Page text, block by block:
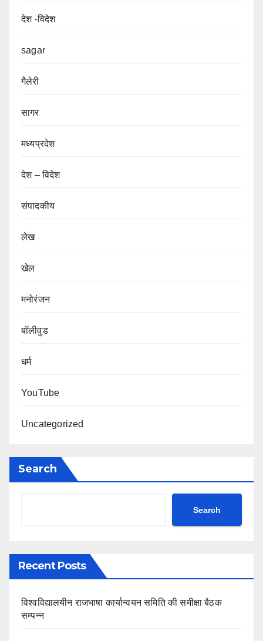
देश -विदेश
sagar
गैलेरी
सागर
मध्यप्रदेश
देश – विदेश
संपादकीय
लेख
खेल
मनोरंजन
बॉलीवुड
धर्म
YouTube
Uncategorized
Search
Search
Recent Posts
विश्वविद्यालयीन राजभाषा कार्यान्वयन समिति की समीक्षा बैठक
सम्पन्न